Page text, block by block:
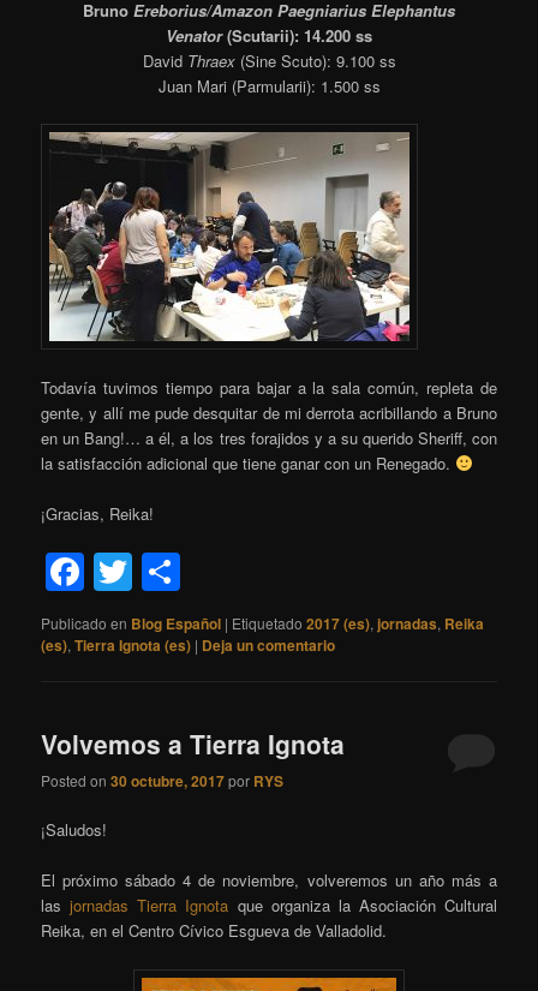
Bruno Ereborius/Amazon Paegniarius Elephantus
Venator(Scutarii): 14.200 ss
DavidThraex(Sine Scuto): 9.100 ss
Juan Mari (Parmularii): 1.500 ss
Todavía tuvimos tiempo para bajar a la sala común, repleta de
gente, y allí me pude desquitar de mi derrota acribillando a Bruno
en un Bang!… a él, a los tres forajidos y a su querido Sheriff, con
la satisfacción adicional que tiene ganar con un Renegado.
¡Gracias, Reika!
Facebook
Twitter
Publicado en Blog Español | Etiquetado 2017 (es),jornadas, Reika
(es),Tierra Ignota (es) | Deja un comentario
Volvemos a Tierra Ignota
Posted on30 octubre, 2017por RYS
¡Saludos!
El próximo sábado 4 de noviembre, volveremos un año más a
lasjornadas Tierra Ignota que organiza la Asociación Cultural
Reika, en el Centro Cívico Esgueva de Valladolid.